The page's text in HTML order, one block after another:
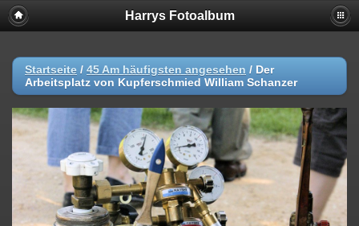
Harrys Fotoalbum
Startseite / 45 Am häufigsten angesehen / Der
Arbeitsplatz von Kupferschmied William Schanzer